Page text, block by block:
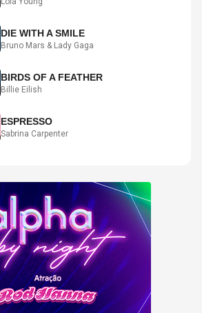
DIE WITH A SMILE
Bruno Mars & Lady Gaga
BIRDS OF A FEATHER
Billie Eilish
ESPRESSO
Sabrina Carpenter